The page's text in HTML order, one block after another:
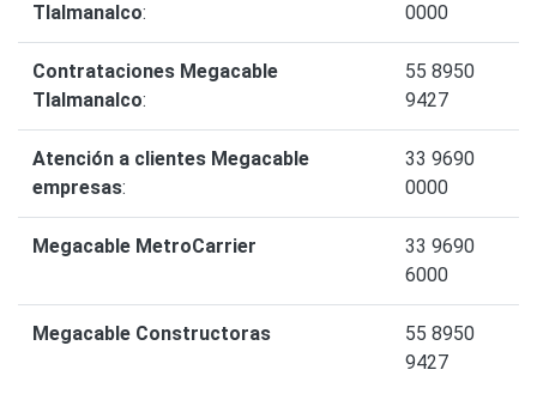
Tlalmanalco:
0000
Contrataciones Megacable
Tlalmanalco:
55 8950
9427
Atención a clientes Megacable
empresas:
33 9690
0000
Megacable MetroCarrier
33 9690
6000
Megacable Constructoras
55 8950
9427